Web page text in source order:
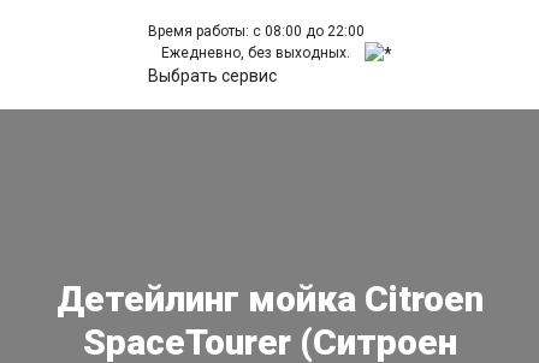
Время работы: с 08:00 до 22:00
Ежедневно, без выходных.
Выбрать сервис
Детейлинг мойка Citroen
SpaceTourer (Ситроен